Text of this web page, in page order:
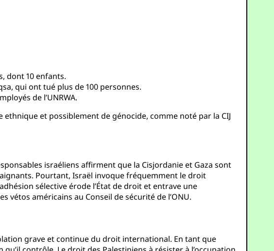
dont 10 enfants.
qui ont tué plus de 100 personnes.
de l’UNRWA.
et possiblement de génocide, comme noté par la CIJ
israéliens affirment que la Cisjordanie et Gaza sont
Pourtant, Israël invoque fréquemment le droit
sélective érode l’État de droit et entrave une
américains au Conseil de sécurité de l’ONU.
grave et continue du droit international. En tant que